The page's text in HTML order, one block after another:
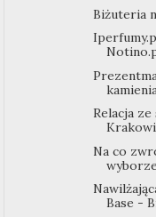
Biżuteria
Relacja
Na co
Base -